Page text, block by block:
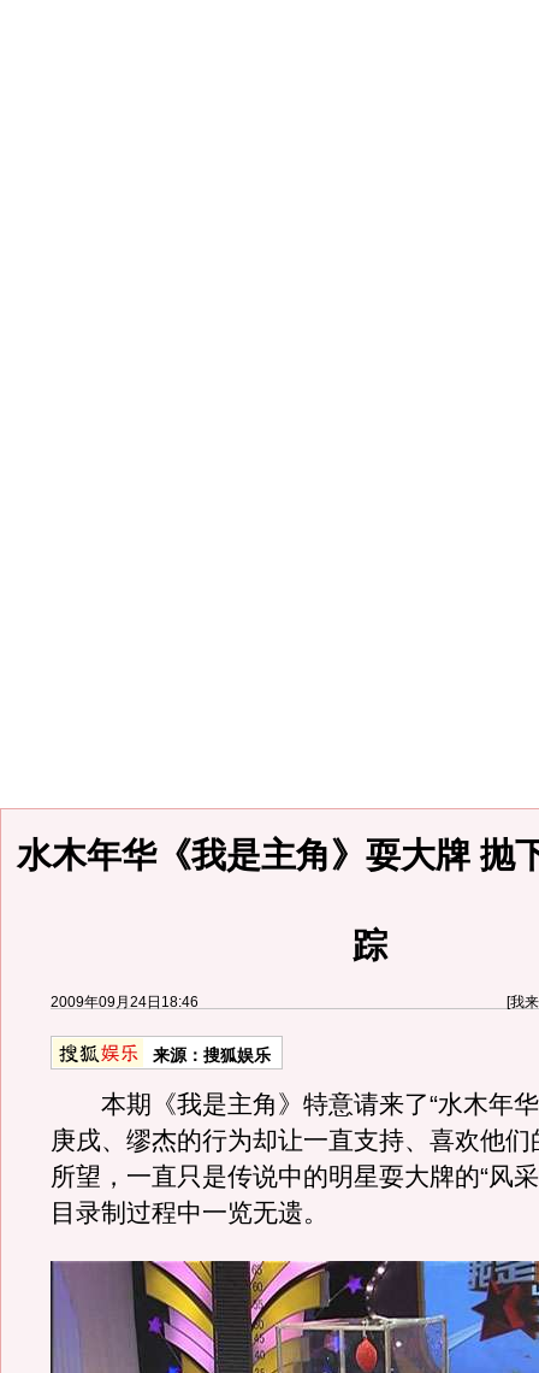
水木年华《我是主角》耍大牌 抛
踪
2009年09月24日18:46 [我
来源： 搜狐娱乐
本期《我是主角》特意请来了“水木年华
庚戌、缪杰的行为却让一直支持、喜欢他
所望，一直只是传说中的明星耍大牌的“风
目录制过程中一览无遗。